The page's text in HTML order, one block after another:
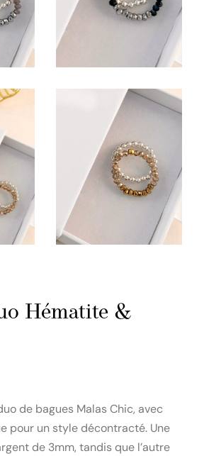
Hématite &
de bagues Malas Chic, avec
pour un style décontracté. Une
de 3mm, tandis que l’autre